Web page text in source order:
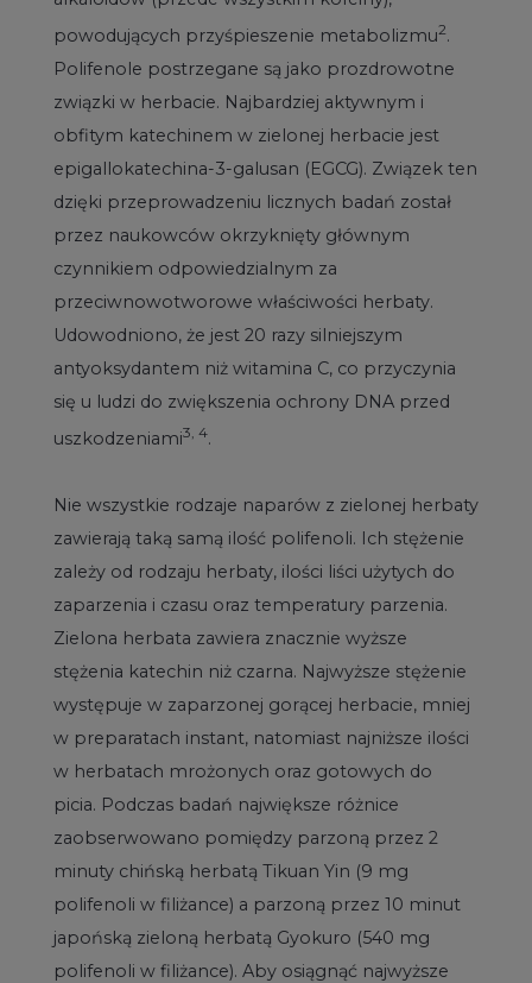
powodujących przyśpieszenie metabolizmu2.
Polifenole postrzegane są jako prozdrowotne
związki w herbacie. Najbardziej aktywnym i
obfitym katechinem w zielonej herbacie jest
epigallokatechina-3-galusan (EGCG). Związek ten
dzięki przeprowadzeniu licznych badań został
przez naukowców okrzyknięty głównym
czynnikiem odpowiedzialnym za
przeciwnowotworowe właściwości herbaty.
Udowodniono, że jest 20 razy silniejszym
antyoksydantem niż witamina C, co przyczynia
się u ludzi do zwiększenia ochrony DNA przed
uszkodzeniami3, 4.
Nie wszystkie rodzaje naparów z zielonej herbaty
zawierają taką samą ilość polifenoli. Ich stężenie
zależy od rodzaju herbaty, ilości liści użytych do
zaparzenia i czasu oraz temperatury parzenia.
Zielona herbata zawiera znacznie wyższe
stężenia katechin niż czarna. Najwyższe stężenie
występuje w zaparzonej gorącej herbacie, mniej
w preparatach instant, natomiast najniższe ilości
w herbatach mrożonych oraz gotowych do
picia. Podczas badań największe różnice
zaobserwowano pomiędzy parzoną przez 2
minuty chińską herbatą Tikuan Yin (9 mg
polifenoli w filiżance) a parzoną przez 10 minut
japońską zieloną herbatą Gyokuro (540 mg
polifenoli w filiżance). Aby osiągnąć najwyższe